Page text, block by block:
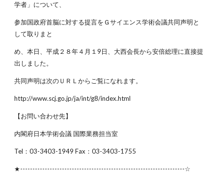
学者」について、
参加国政府首脳に対する提言をＧサイエンス学術会議共同声明と
して取りまと
め、本日、平成２８年４月１9日、大西会長から安倍総理に直接提
出しました。
共同声明は次のＵＲＬからご覧になれます。
http://www.scj.go.jp/ja/int/g8/index.html
【お問い合わせ先】
内閣府日本学術会議 国際業務担当室
Tel：03-3403-1949 Fax：03-3403-1755
★-------------------------------------------------------------------☆